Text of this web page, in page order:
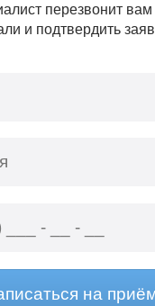
перезвонит вам
и подтвердить
на